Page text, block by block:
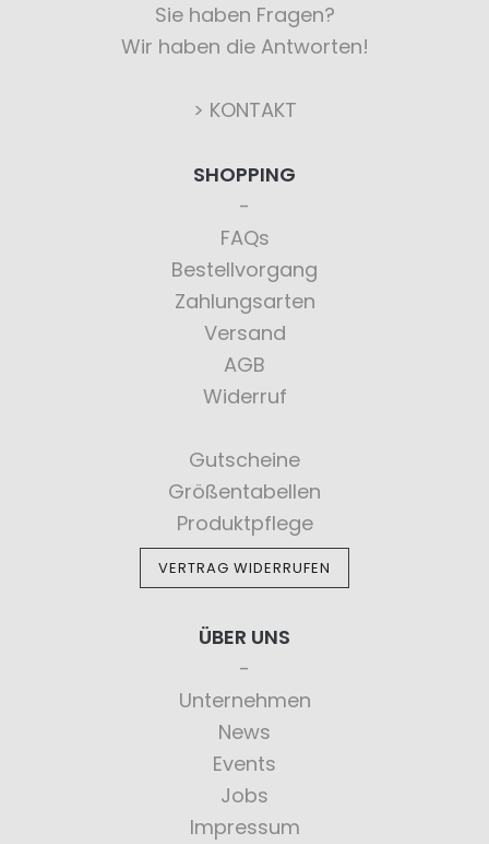
Sie haben Fragen?
Wir haben die Antworten!
> KONTAKT
SHOPPING
FAQs
Bestellvorgang
Zahlungsarten
Versand
AGB
Widerruf
Gutscheine
Größentabellen
Produktpflege
VERTRAG WIDERRUFEN
ÜBER UNS
Unternehmen
News
Events
Jobs
Impressum